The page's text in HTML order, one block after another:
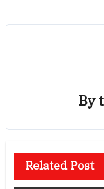
By
Related Post